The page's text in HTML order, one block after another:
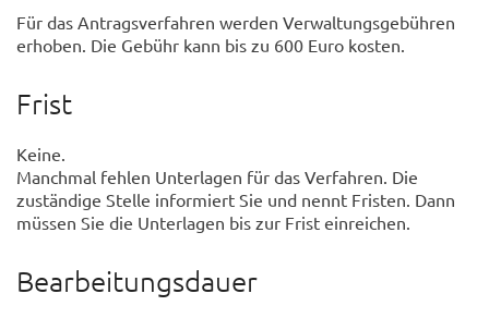
Für das Antragsverfahren werden Verwaltungsgebühren
erhoben. Die Gebühr kann bis zu 600 Euro kosten.
Frist
Keine.
Manchmal fehlen Unterlagen für das Verfahren. Die
zuständige Stelle informiert Sie und nennt Fristen. Dann
müssen Sie die Unterlagen bis zur Frist einreichen.
Bearbeitungsdauer